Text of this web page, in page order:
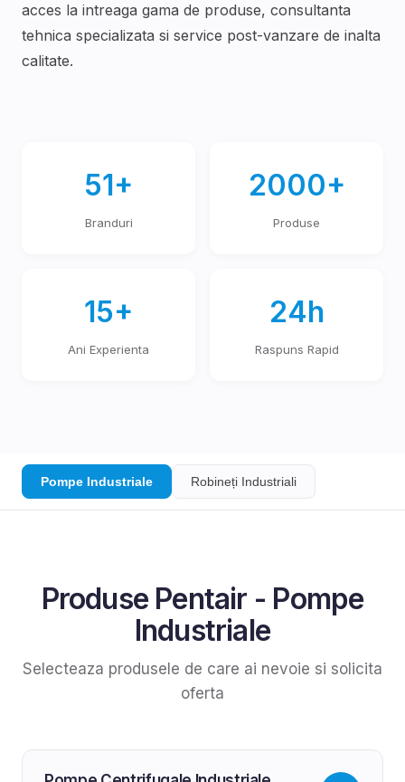
acces la intreaga gama de produse, consultanta
tehnica specializata si service post-vanzare de inalta
calitate.
51+
Branduri
2000+
Produse
15+
Ani Experienta
24h
Raspuns Rapid
Pompe Industriale Robineți Industriali
Produse Pentair - Pompe
Industriale
Selecteaza produsele de care ai nevoie si solicita
oferta